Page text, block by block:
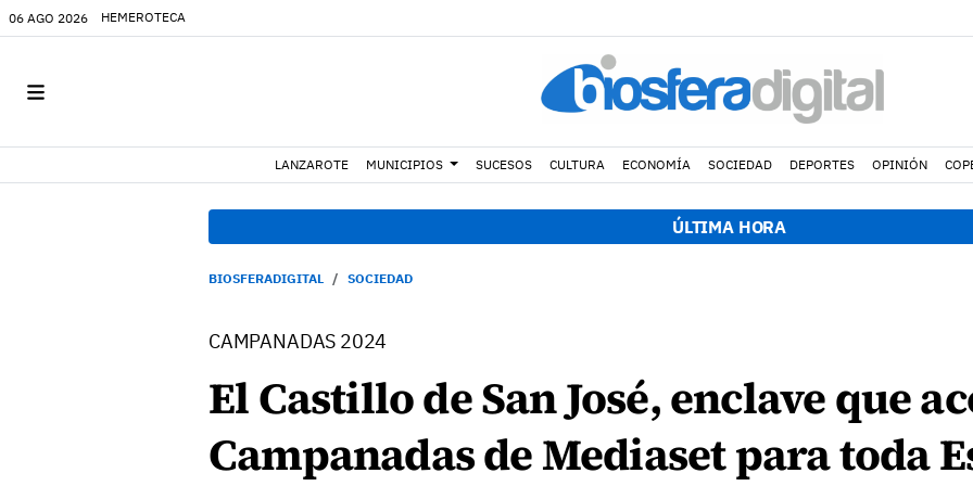
06 AGO 2026 HEMEROTECA
LANZAROTE MUNICIPIOS SUCESOS CULTURA ECONOMÍA SOCIEDAD DEPORTES OPINIÓN
ÚLTIMA HORA
BIOSFERADIGITAL SOCIEDAD
CAMPANADAS 2024
El Castillo de San José, enclave que
Campanadas de Mediaset para toda